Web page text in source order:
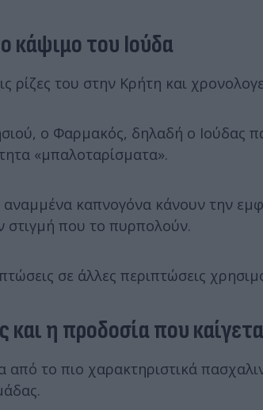
κάψιμο του Ιούδα
ρίζες του στην Κρήτη και
ο Φαρμακός, δηλαδή ο Ιούδας
«μπαλοταρίσματα».
καπνογόνα κάνουν την
στιγμή που το πυρπολούν.
σε άλλες περιπτώσεις
η προδοσία που
από το πιο χαρακτηριστικά